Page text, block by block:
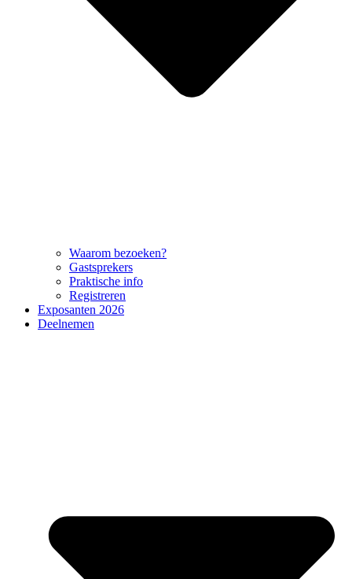
Waarom bezoeken?
Gastsprekers
Praktische info
Registreren
Exposanten 2026
Deelnemen